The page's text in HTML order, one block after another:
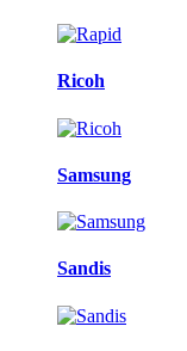
Ricoh
Samsung
Sandis